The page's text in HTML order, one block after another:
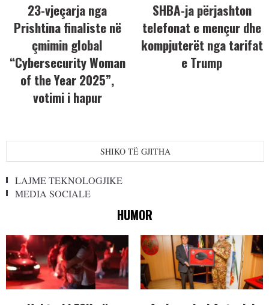
23-vjeçarja nga
Prishtina finaliste në
çmimin global
“Cybersecurity Woman
of the Year 2025”,
votimi i hapur
SHBA-ja përjashton
telefonat e mençur dhe
kompjuterët nga tarifat
e Trump
SHIKO TË GJITHA
LAJME TEKNOLOGJIKE
MEDIA SOCIALE
HUMOR